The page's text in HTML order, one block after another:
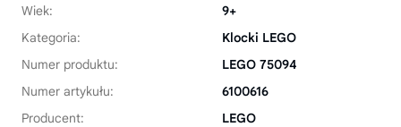
Wiek:
9+
Kategoria:
Klocki LEGO
Numer produktu:
LEGO 75094
Numer artykułu:
6100616
Producent:
LEGO